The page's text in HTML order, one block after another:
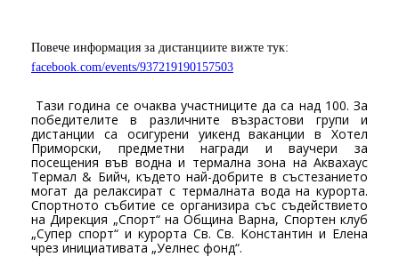
Повече информация за дистанциите вижте тук:
facebook.com/events/937219190157503
Тази година се очаква участниците да са над 100. За
победителите в различните възрастови групи и
дистанции са осигурени уикенд ваканции в Хотел
Приморски, предметни награди и ваучери за
посещения във водна и термална зона на Аквахаус
Термал& Бийч, където най-добрите в състезанието
могат да релаксират с термалната вода на курорта.
Спортното събитие се организира със съдействието
на Дирекция „Спорт“ на Община Варна, Спортен клуб
„Супер спорт“ и курорта Св. Св. Константин и Елена
чрез инициативата „Уелнес фонд“.